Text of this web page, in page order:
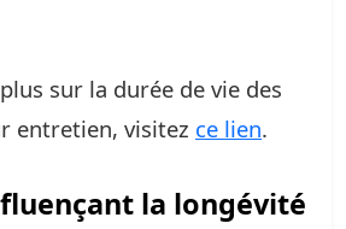
sur la durée de vie des
entretien, visitez ce lien.
la longévité